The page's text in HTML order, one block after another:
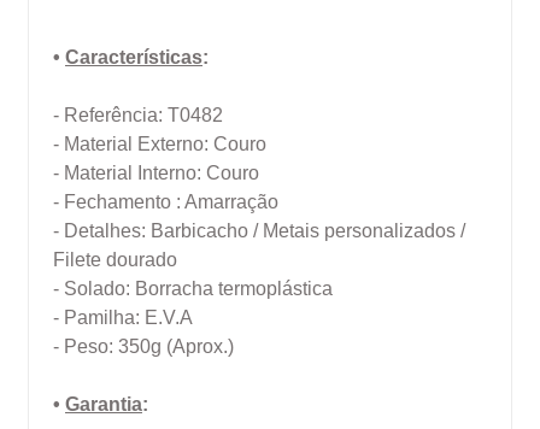
• Características:
- Referência: T0482
- Material Externo: Couro
- Material Interno: Couro
- Fechamento : Amarração
- Detalhes: Barbicacho / Metais personalizados /
Filete dourado
- Solado: Borracha termoplástica
- Pamilha: E.V.A
- Peso: 350g (Aprox.)
• Garantia: